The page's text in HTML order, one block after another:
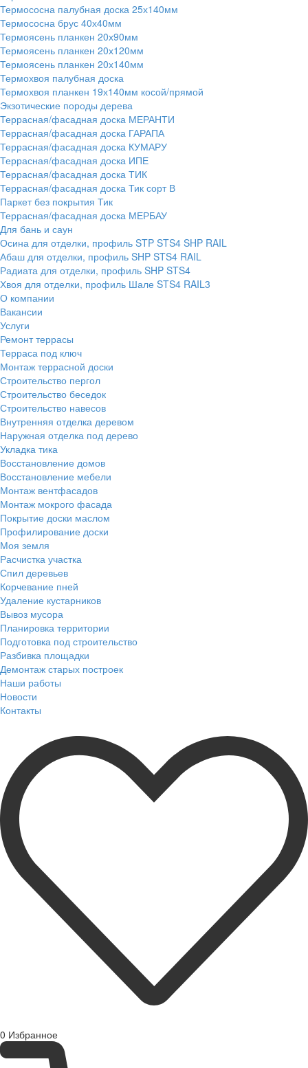
Термососна палубная доска 25х140мм
Термососна брус 40х40мм
Термоясень планкен 20х90мм
Термоясень планкен 20х120мм
Термоясень планкен 20х140мм
Термохвоя палубная доска
Термохвоя планкен 19х140мм косой/прямой
Экзотические породы дерева
Террасная/фасадная доска МЕРАНТИ
Террасная/фасадная доска ГАРАПА
Террасная/фасадная доска КУМАРУ
Террасная/фасадная доска ИПЕ
Террасная/фасадная доска ТИК
Террасная/фасадная доска Тик сорт В
Паркет без покрытия Тик
Террасная/фасадная доска МЕРБАУ
Для бань и саун
Осина для отделки, профиль STP STS4 SHP RAIL
Абаш для отделки, профиль SHP STS4 RAIL
Радиата для отделки, профиль SHP STS4
Хвоя для отделки, профиль Шале STS4 RAIL3
О компании
Вакансии
Услуги
Ремонт террасы
Терраса под ключ
Монтаж террасной доски
Строительство пергол
Строительство беседок
Строительство навесов
Внутренняя отделка деревом
Наружная отделка под дерево
Укладка тика
Восстановление домов
Восстановление мебели
Монтаж вентфасадов
Монтаж мокрого фасада
Покрытие доски маслом
Профилирование доски
Моя земля
Расчистка участка
Спил деревьев
Корчевание пней
Удаление кустарников
Вывоз мусора
Планировка территории
Подготовка под строительство
Разбивка площадки
Демонтаж старых построек
Наши работы
Новости
Контакты
0 Избранное